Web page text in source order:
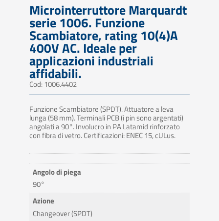
Microinterruttore Marquardt
serie 1006. Funzione
Scambiatore, rating 10(4)A
400V AC. Ideale per
applicazioni industriali
affidabili.
Cod: 1006.4402
Funzione Scambiatore (SPDT). Attuatore a leva
lunga (58 mm). Terminali PCB (i pin sono argentati)
angolati a 90°. Involucro in PA Latamid rinforzato
con fibra di vetro. Certificazioni: ENEC 15, cULus.
Angolo di piega
90°
Azione
Changeover (SPDT)